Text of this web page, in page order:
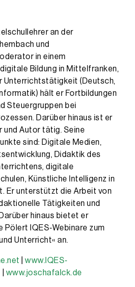
an der
und
in einem
Bildung in Mittelfranken,
Unterrichtstätigkeit (Deutsch,
hält er Fortbildungen
Steuergruppen bei
Darüber hinaus ist er
und Autor tätig. Seine
sind: Digitale Medien,
Didaktik des
digitale
Künstliche Intelligenz in
Er unterstützt die Arbeit von
Tätigkeiten und
hinaus bietet er
Pölert IQES-Webinare zum
Unterricht« an.
www.IQES-
www.joschafalck.de